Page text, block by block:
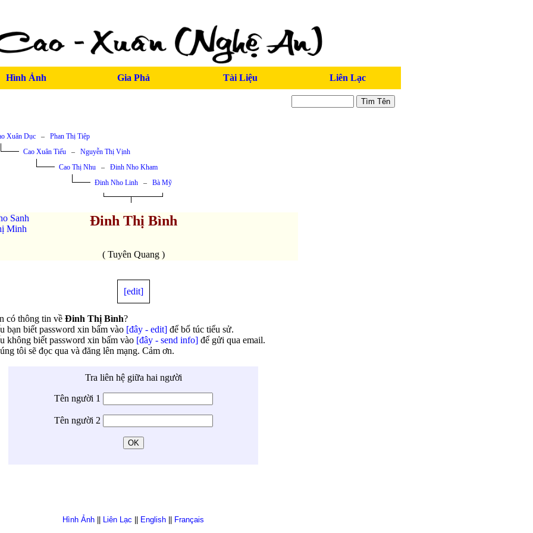
Hình Ảnh Gia Phả Tài Liệu Liên Lạc
Xuân Dục – Phan Thị Tiệp
Cao Xuân Tiếu – Nguyễn Thị Vịnh
Cao Thị Nhu – Đinh Nho Kham
Đinh Nho Linh – Bà Mỹ
Sanh
Minh
Đinh Thị Bình
( Tuyên Quang )
[edit]
có thông tin về Đinh Thị Bình?
bạn biết password xin bấm vào [đây - edit]để bổ túc tiểu sử.
không biết password xin bấm vào [đây - send info]để gửi qua email.
tôi sẽ đọc qua và đăng lên mạng. Cảm ơn.
Tra liên hệ giữa hai người
Tên người 1
Tên người 2
Hình Ảnh Liên Lạc English Français